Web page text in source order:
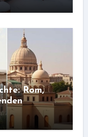
Rom,